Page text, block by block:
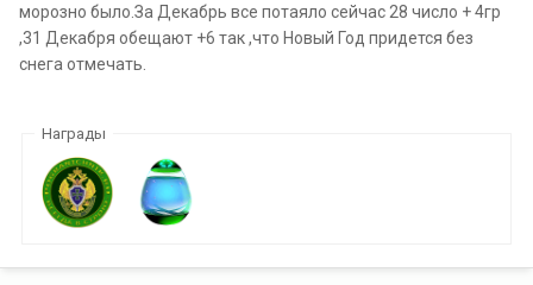
морозно было.За Декабрь все потаяло сейчас 28 число + 4гр
,31 Декабря обещают +6 так ,что Новый Год придется без
снега отмечать.
Награды